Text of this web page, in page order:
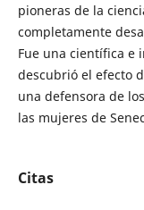
pioneras de la
completamente
Fue una científica e
descubrió el efecto
una defensora de
las mujeres de
Citas